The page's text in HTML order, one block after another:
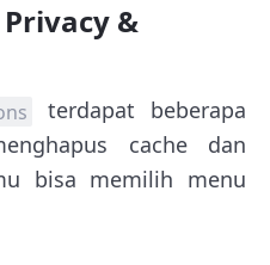
&
terdapat beberapa
cache dan
bisa memilih menu